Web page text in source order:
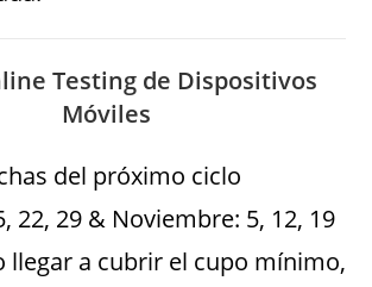
Testing de Dispositivos
Móviles
del próximo ciclo
22, 29 & Noviembre: 5, 12, 19
llegar a cubrir el cupo mínimo,